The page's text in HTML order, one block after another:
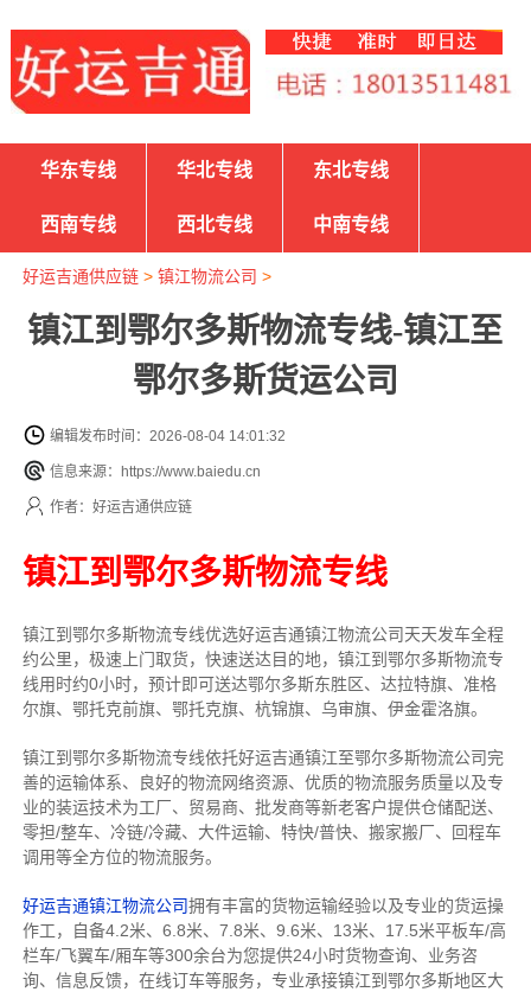
华东专线 华北专线 东北专线
西南专线 西北专线 中南专线
好运吉通供应链> 镇江物流公司 >
镇江到鄂尔多斯物流专线-镇江至
鄂尔多斯货运公司
编辑发布时间：2026-08-04 14:01:32
信息来源：https://www.baiedu.cn
作者：好运吉通供应链
镇江到鄂尔多斯物流专线
镇江到鄂尔多斯物流专线优选好运吉通镇江物流公司天天发车全程
约公里， 极速上门取货，快速送达目的地，镇江到鄂尔多斯物流专
线用时约0小时，预计即可送达鄂尔多斯东胜区、达拉特旗、准格
尔旗、鄂托克前旗、鄂托克旗、杭锦旗、乌审旗、伊金霍洛旗。
镇江到鄂尔多斯物流专线依托好运吉通镇江至鄂尔多斯物流公司完
善的运输体系、良好的物流网络资源、优质的物流服务质量以及专
业的装运技术为工厂、贸易商、批发商等新老客户提供仓储配送、
零担/整车、冷链/冷藏、大件运输、特快/普快、搬家搬厂、回程车
调用等全方位的物流服务。
好运吉通镇江物流公司拥有丰富的货物运输经验以及专业的货运操
作工，自备4.2米、6.8米、7.8米、9.6米、13米、17.5米平板车/高
栏车/飞翼车/厢车等300余台为您提供24小时货物查询、业务咨
询、信息反馈，在线订车等服务， 专业承接镇江到鄂尔多斯地区大